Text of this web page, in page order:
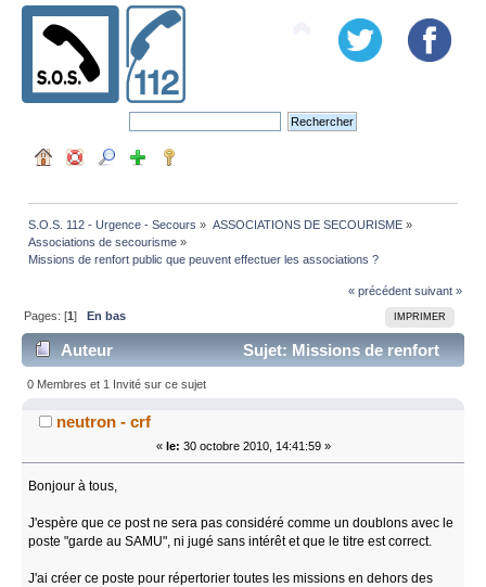
S.O.S. 112 - Urgence - Secours » ASSOCIATIONS DE SECOURISME»
Associations de secourisme »
Missions de renfort public que peuvent effectuer les associations ?
« précédent suivant »
IMPRIMER
Pages: [1]En bas
Auteur
Sujet: Missions de renfort
public que peuvent effectuer les associations ? (Lu
15872 fois)
0 Membres et 1 Invité sur ce sujet
neutron - crf
« le: 30 octobre 2010, 14:41:59 »
Bonjour à tous,
J'espère que ce post ne sera pas considéré comme un doublons avec le
poste "garde au SAMU", ni jugé sans intérêt et que le titre est correct.
J'ai créer ce poste pour répertorier toutes les missions en dehors des